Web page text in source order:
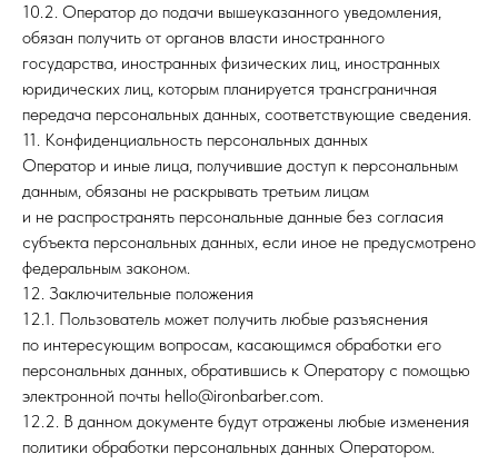
10.2. Оператор до подачи вышеуказанного уведомления,
обязан получить от органов власти иностранного
государства, иностранных физических лиц, иностранных
юридических лиц, которым планируется трансграничная
передача персональных данных, соответствующие сведения.
11. Конфиденциальность персональных данных
Оператор и иные лица, получившие доступ к персональным
данным, обязаны не раскрывать третьим лицам
и не распространять персональные данные без согласия
субъекта персональных данных, если иное не предусмотрено
федеральным законом.
12. Заключительные положения
12.1. Пользователь может получить любые разъяснения
по интересующим вопросам, касающимся обработки его
персональных данных, обратившись к Оператору с помощью
электронной почты hello@ironbarber.com.
12.2. В данном документе будут отражены любые изменения
политики обработки персональных данных Оператором.